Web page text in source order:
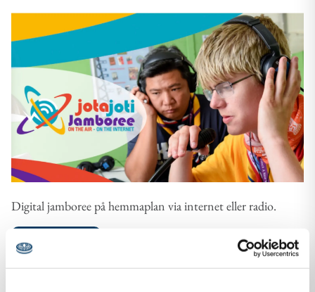
Digital jamboree på hemmaplan via internet eller radio.